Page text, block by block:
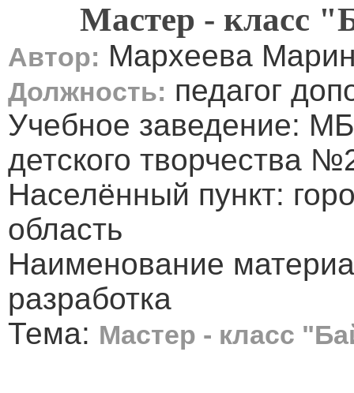
Мастер - класс
Автор: Мархеева
Должность: педагог
Учебное заведение:
детского творчества
Населённый пункт:
область
Наименование
разработка
Тема: Мастер - класс